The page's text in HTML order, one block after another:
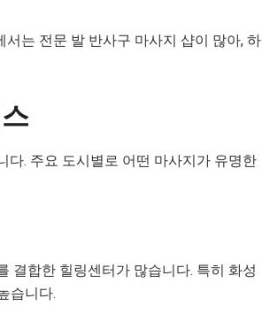
는 전문 발 반사구 마사지 샵이 많아, 하
다. 주요 도시별로 어떤 마사지가 유명한
결합한 힐링센터가 많습니다. 특히 화성
습니다.